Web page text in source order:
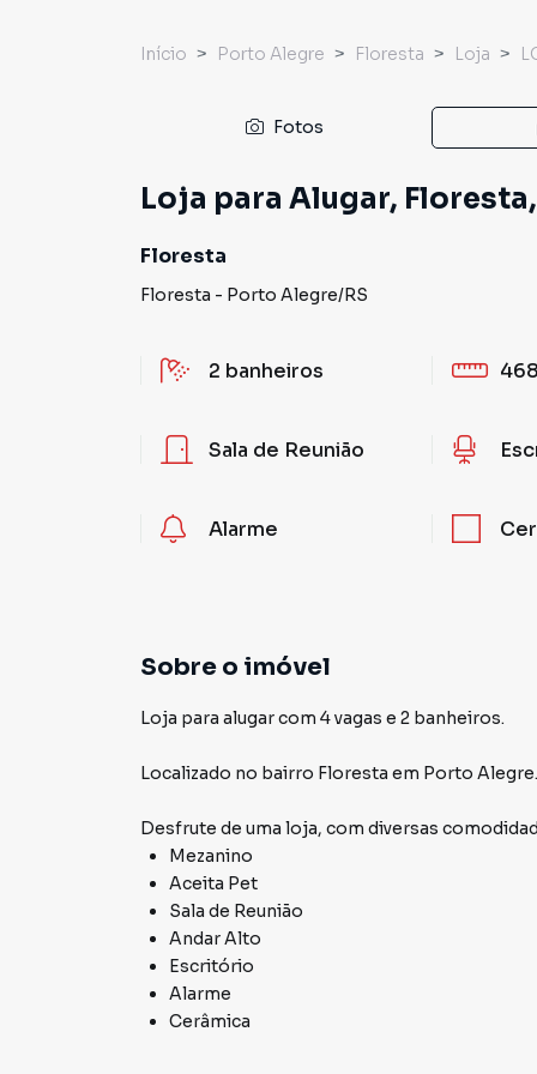
Início Porto Alegre Floresta Loja
Fotos
Loja para Alugar,
Floresta
Floresta - Porto Alegre/RS
2 banheiros
Sala de Reunião
Alarme
Sobre o imóvel
Loja para alugar com 4 vagas e 2 banheiros.
Localizado no bairro Floresta em Porto Alegre.
Desfrute de uma loja, com diversas
Mezanino
Aceita Pet
Sala de Reunião
Andar Alto
Escritório
Alarme
Cerâmica